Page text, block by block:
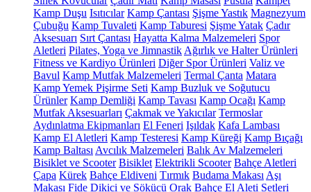
Kamp Duşu Isıtıcılar Kamp Çantası Şişme Yastık Magnezyum
Çubuğu Kamp Tuvaleti Kamp Taburesi Şişme Yatak Çadır
Aksesuarı Sırt Çantası Hayatta Kalma Malzemeleri Spor
Aletleri Pilates, Yoga ve Jimnastik Ağırlık ve Halter Ürünleri
Fitness ve Kardiyo Ürünleri Diğer Spor Ürünleri Valiz ve
Bavul Kamp Mutfak Malzemeleri Termal Çanta Matara
Kamp Yemek Pişirme Seti Kamp Buzluk ve Soğutucu
Ürünler Kamp Demliği Kamp Tavası Kamp Ocağı Kamp
Mutfak Aksesuarları Çakmak ve Yakıcılar Termoslar
Aydınlatma Ekipmanları El Feneri Işıldak Kafa Lambası
Kamp El Aletleri Kamp Testeresi Kamp Küreği Kamp Bıçağı
Kamp Baltası Avcılık Malzemeleri Balık Av Malzemeleri
Bisiklet ve Scooter Bisiklet Elektrikli Scooter Bahçe Aletleri
Çapa Kürek Bahçe Eldiveni Tırmık Budama Makası Aşı
Makası Fide Dikici ve Sökücü Orak Bahçe El Aleti Setleri